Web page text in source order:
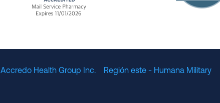
Accredo Health Group Inc. Región este - Humana Military